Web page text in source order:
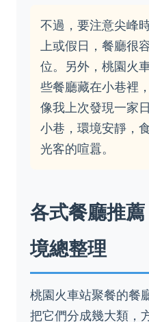
不過，要注意尖峰
上或假日，餐廳很
位。另外，桃園火
些餐廳藏在小巷裡
像我上次發現一家
小巷，環境安靜，
光客的喧囂。
各式餐廳推
境總整理
桃園火車站聚餐的餐
把它們分成幾大類，